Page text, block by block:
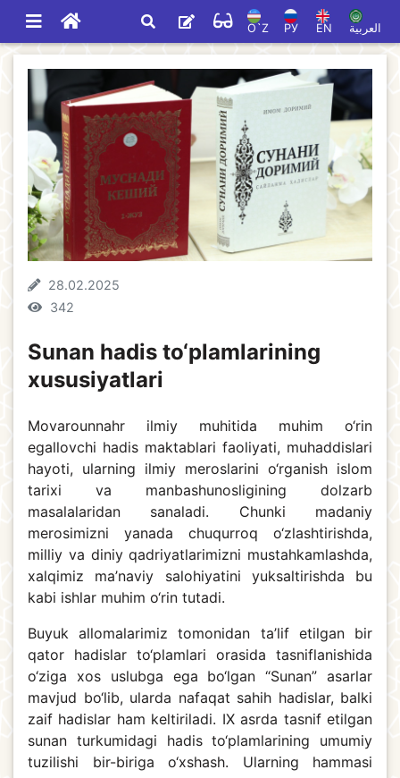
O`Z РУ EN العربية
28.02.2025
342
Sunan hadis to‘plamlarining
xususiyatlari
Movarounnahr ilmiy muhitida muhim o‘rin
egallovchi hadis maktablari faoliyati, muhaddislari
hayoti, ularning ilmiy meroslarini o‘rganish islom
tarixi va manbashunosligining dolzarb
masalalaridan sanaladi. Chunki madaniy
merosimizni yanada chuqurroq o‘zlashtirishda,
milliy va diniy qadriyatlarimizni mustahkamlashda,
xalqimiz ma’naviy salohiyatini yuksaltirishda bu
kabi ishlar muhim o‘rin tutadi.
Buyuk allomalarimiz tomonidan ta’lif etilgan bir
qator hadislar to‘plamlari orasida tasniflanishida
o‘ziga xos uslubga ega bo‘lgan “Sunan” asarlar
mavjud bo‘lib, ularda nafaqat sahih hadislar, balki
zaif hadislar ham keltiriladi. IX asrda tasnif etilgan
sunan turkumidagi hadis to‘plamlarining umumiy
tuzilishi bir-biriga o‘xshash. Ularning hammasi